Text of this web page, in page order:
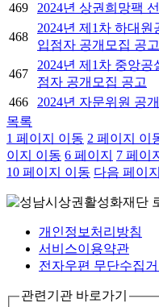
469 2024년 상권희망팩
468
2024년 제1차 하대원
입점자 공개모집 공고
467
2024년 제1차 중앙공
점자 공개모집 공고
466 2024년 자문위원 공
목록
1 페이지 이동 2 페이지 이
이지 이동 6 페이지 7 페이
10 페이지 이동 다음 페이
개인정보처리방침
서비스이용약관
전자우편 무단수집
관련기관 바로가기